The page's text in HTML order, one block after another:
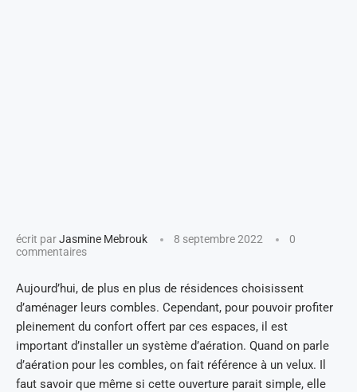
écrit parJasmine Mebrouk 8 septembre 2022
0
commentaires
Aujourd’hui, de plus en plus de résidences choisissent
d’aménager leurs combles. Cependant, pour pouvoir profiter
pleinement du confort offert par ces espaces, il est
important d’installer un système d’aération. Quand on parle
d’aération pour les combles, on fait référence à un velux. Il
faut savoir que même si cette ouverture parait simple, elle